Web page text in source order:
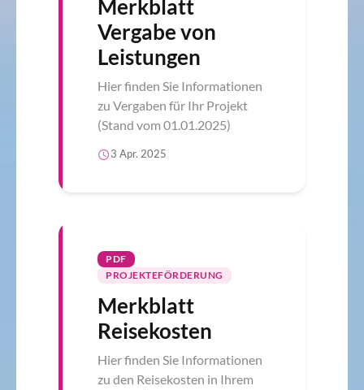
Merkblatt
Vergabe von
Leistungen
Hier finden Sie Informationen
zu Vergaben für Ihr Projekt
(Stand vom 01.01.2025)
3 Apr. 2025
PDF
PROJEKTEFÖRDERUNG
Merkblatt
Reisekosten
Hier finden Sie Informationen
zu den Reisekosten in Ihrem